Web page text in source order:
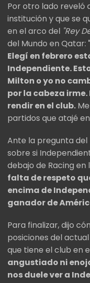
Por otro lado reveló
institución y que se
en el arco del "Rey
del Mundo en Qatar:
Elegí en febrero
Independiente.
Milton o yo no
por la cabeza
rendir en el club.
partidos que atajé
Ante la pregunta
sobre si
debajo de Racing
falta de respeto
encima de
ganador de
Para finalizar, dijo
posiciones del
que tiene el club en
angustiado ni
nos duele ver a